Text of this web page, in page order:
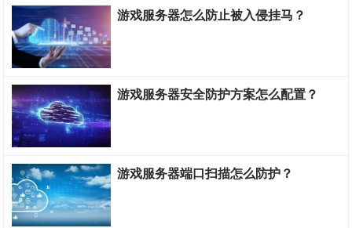
游戏服务器怎么防止被入侵挂马？
游戏服务器安全防护方案怎么配置？
游戏服务器端口扫描怎么防护？